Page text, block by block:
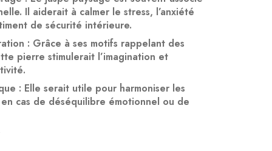
Il aiderait à calmer le stress, l’anxiété
de sécurité intérieure.
: Grâce à ses motifs rappelant des
pierre stimulerait l’imagination et
: Elle serait utile pour harmoniser les
cas de déséquilibre émotionnel ou de